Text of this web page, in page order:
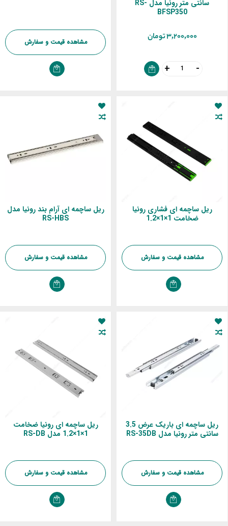
سانتی متر رونیا مدل RS-
BFSP350
‎3,200,000 تومان مشاهده قیمت و سفارش
ریل ساچمه ای فشاری رونیا
ضخامت 1×1×1.2
مشاهده قیمت و سفارش
ریل ساچمه‌ ای آرام بند رونیا مدل
RS-HBS
مشاهده قیمت و سفارش
ریل ساچمه ای باریک عرض 3.5
سانتی متر رونیا مدل RS-35DB
مشاهده قیمت و سفارش
ریل ساچمه ای رونیا ضخامت
1×1×1.2 مدل RS-DB
مشاهده قیمت و سفارش